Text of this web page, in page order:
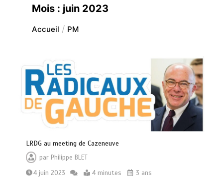
Mois : juin 2023
Accueil PM
LRDG au meeting de Cazeneuve
parPhilippe BLET
4 juin 2023
4 minutes
3 ans